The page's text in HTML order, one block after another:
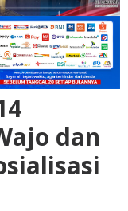
dan